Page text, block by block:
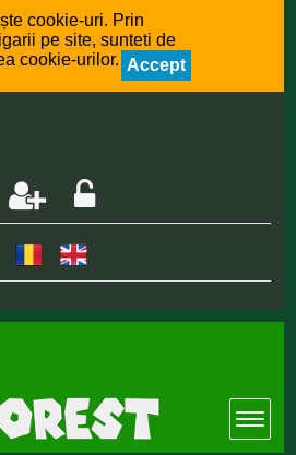
cookie-uri. Prin
pe site, sunteti de
cookie-urilor. Accept